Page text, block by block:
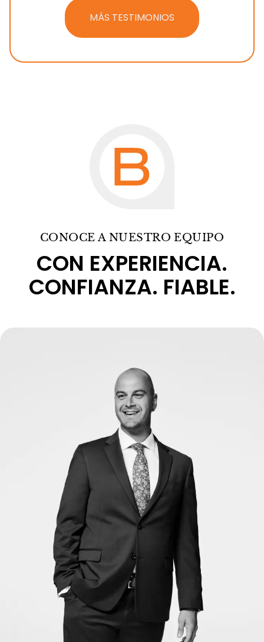
MÁS TESTIMONIOS
CONOCE A NUESTRO EQUIPO
CON EXPERIENCIA.
CONFIANZA. FIABLE.